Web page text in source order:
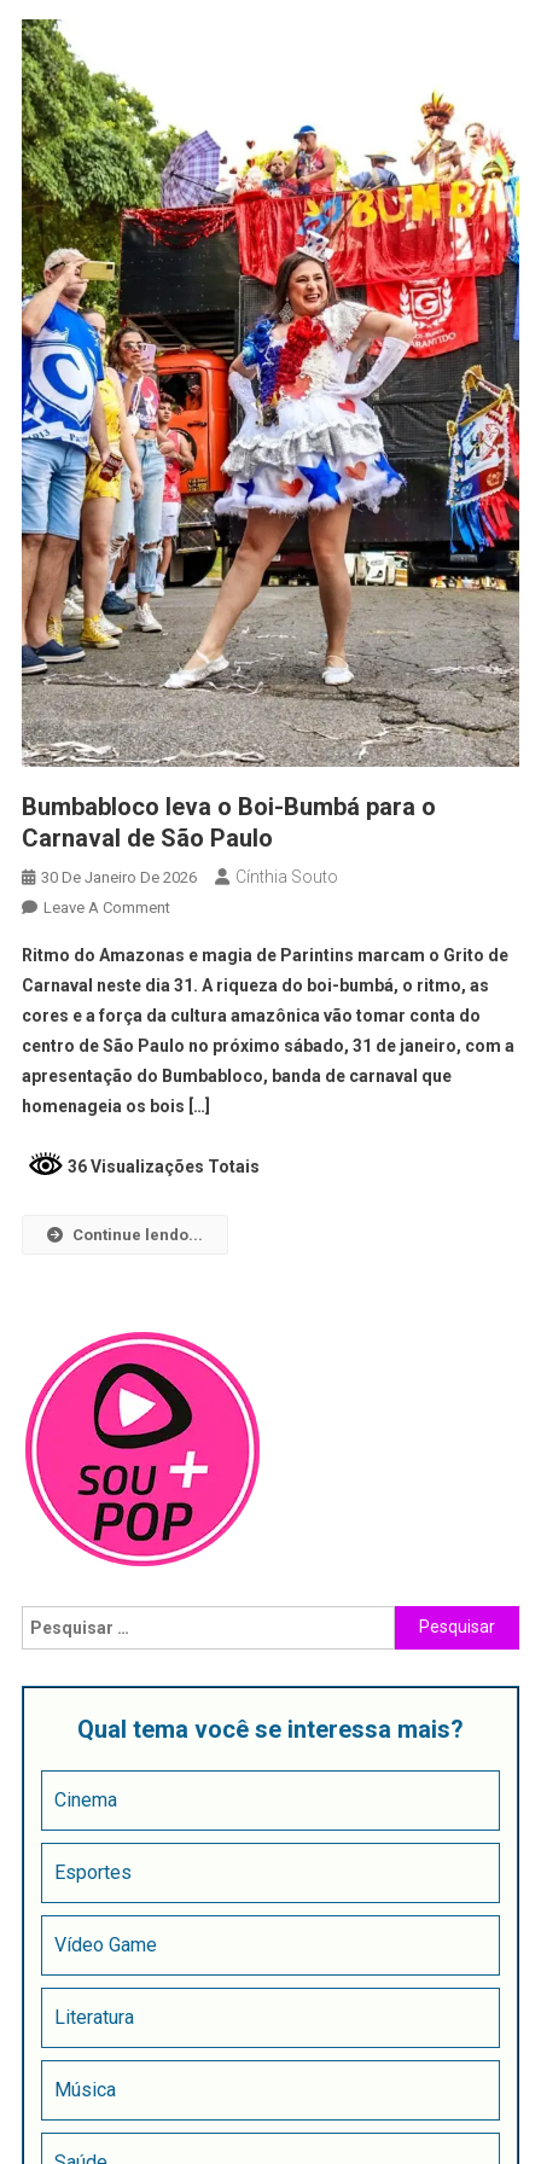
Bumbabloco leva o Boi-Bumbá para o
Carnaval de São Paulo
30 De Janeiro De 2026 Cínthia Souto
Leave A Comment
Ritmo do Amazonas e magia de Parintins marcam o Grito de
Carnaval neste dia 31. A riqueza do boi-bumbá, o ritmo, as
cores e a força da cultura amazônica vão tomar conta do
centro de São Paulo no próximo sábado, 31 de janeiro, com a
apresentação do Bumbabloco, banda de carnaval que
homenageia os bois […]
36 Visualizações Totais
Continue lendo...
Qual tema você se interessa mais?
Cinema
Esportes
Vídeo Game
Literatura
Música